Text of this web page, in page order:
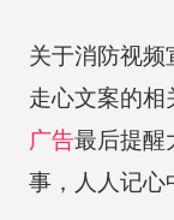
关于消防视频
走心文案的相
广告最后提醒
事，人人记心